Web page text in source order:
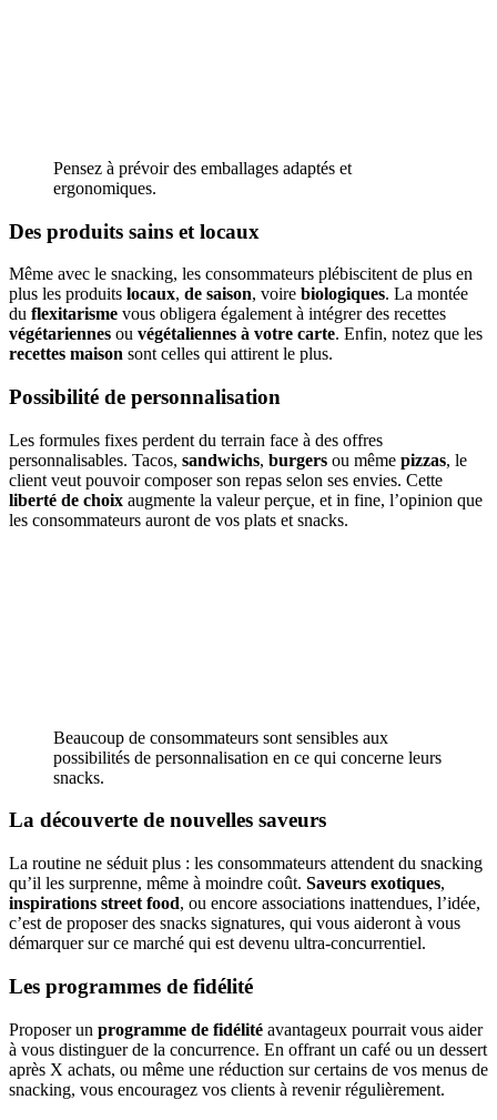
Pensez à prévoir des emballages adaptés et
ergonomiques.
Des produits sains et locaux
Même avec le snacking, les consommateurs plébiscitent de plus en
plus les produits locaux, de saison, voire biologiques. La montée
du flexitarisme vous obligera également à intégrer des recettes
végétariennes ou végétaliennes à votre carte. Enfin, notez que les
recettes maison sont celles qui attirent le plus.
Possibilité de personnalisation
Les formules fixes perdent du terrain face à des offres
personnalisables. Tacos, sandwichs, burgers ou même pizzas, le
client veut pouvoir composer son repas selon ses envies. Cette
liberté de choix augmente la valeur perçue, et in fine, l’opinion que
les consommateurs auront de vos plats et snacks.
Beaucoup de consommateurs sont sensibles aux
possibilités de personnalisation en ce qui concerne leurs
snacks.
La découverte de nouvelles saveurs
La routine ne séduit plus : les consommateurs attendent du snacking
qu’il les surprenne, même à moindre coût. Saveurs exotiques,
inspirations street food, ou encore associations inattendues, l’idée,
c’est de proposer des snacks signatures, qui vous aideront à vous
démarquer sur ce marché qui est devenu ultra-concurrentiel.
Les programmes de fidélité
Proposer un programme de fidélité avantageux pourrait vous aider
à vous distinguer de la concurrence. En offrant un café ou un dessert
après X achats, ou même une réduction sur certains de vos menus de
snacking, vous encouragez vos clients à revenir régulièrement.